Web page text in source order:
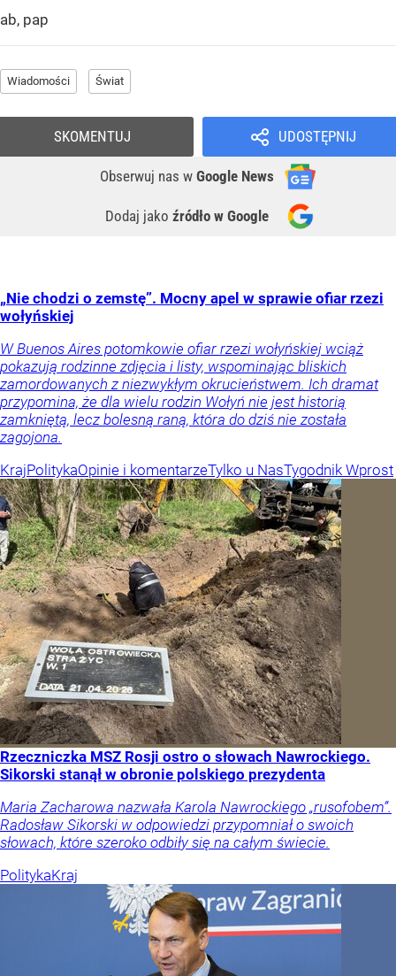
ab, pap
Wiadomości Świat
UDOSTĘPNIJ
Obserwuj nas w Google News
Dodaj jako źródło w Google
SKOMENTUJ
„Nie chodzi o zemstę”. Mocny apel w sprawie ofiar rzezi
wołyńskiej
W Buenos Aires potomkowie ofiar rzezi wołyńskiej wciąż
pokazują rodzinne zdjęcia i listy, wspominając bliskich
zamordowanych z niezwykłym okrucieństwem. Ich dramat
przypomina, że dla wielu rodzin Wołyń nie jest historią
zamkniętą, lecz bolesną raną, która do dziś nie została
zagojona.
KrajPolitykaOpinie i komentarzeTylko u NasTygodnik Wprost
Rzeczniczka MSZ Rosji ostro o słowach Nawrockiego.
Sikorski stanął w obronie polskiego prezydenta
Maria Zacharowa nazwała Karola Nawrockiego „rusofobem”.
Radosław Sikorski w odpowiedzi przypomniał o swoich
słowach, które szeroko odbiły się na całym świecie.
PolitykaKraj